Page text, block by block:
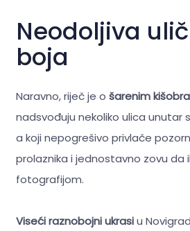
Neodoljiva
boja
Naravno, riječ je o šarenim
nadsvođuju nekoliko ulica unutar
a koji nepogrešivo privlače
prolaznika i jednostavno zovu da
fotografijom.
Viseći raznobojni ukrasiu